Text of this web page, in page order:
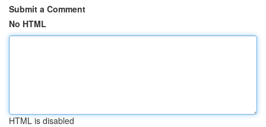
Submit a Comment
No HTML
HTML is disabled